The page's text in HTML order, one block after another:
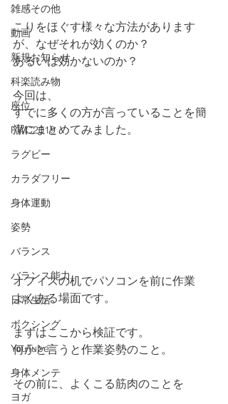
雑感その他
動画
新規お知らせ
科楽読み物
座位
RWC2019
ラグビー
カラダフリー
身体運動
姿勢
バランス
バランス能力
日常生活
ボクシング
YouTube
身体メンテ
ヨガ
こりをほぐす様々な方法があります
が、なぜそれが効くのか？
あるいは効かないのか？
今回は、
すでに多くの方が言っていることを簡
潔にまとめてみました。
オフィスの机でパソコンを前に作業
よくある場面です。
まずはここから検証です。
何かと言うと作業姿勢のこと。
その前に、よくこる筋肉のことを